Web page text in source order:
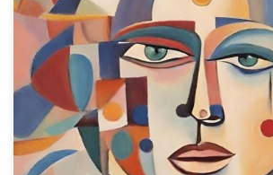
Neste Día das Letras Galegas, celebramos e
excepcional: Luísa Villalta. O pasado mércores, 6
Federación de asociacións culturais Galiza
nosa Agrupación Cultural O Facho, organizou
Teatro Rosalía de Castro para render homenaxe